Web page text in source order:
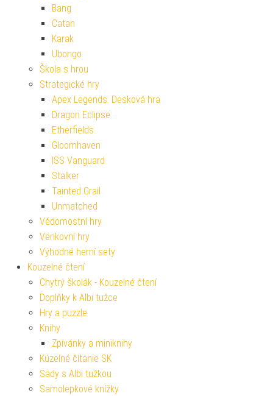
Bang
Catan
Karak
Ubongo
Škola s hrou
Strategické hry
Apex Legends: Desková hra
Dragon Eclipse
Etherfields
Gloomhaven
ISS Vanguard
Stalker
Tainted Grail
Unmatched
Vědomostní hry
Venkovní hry
Výhodné herní sety
Kouzelné čtení
Chytrý školák - Kouzelné čtení
Doplňky k Albi tužce
Hry a puzzle
Knihy
Zpívánky a miniknihy
Kúzelné čítanie SK
Sady s Albi tužkou
Samolepkové knížky